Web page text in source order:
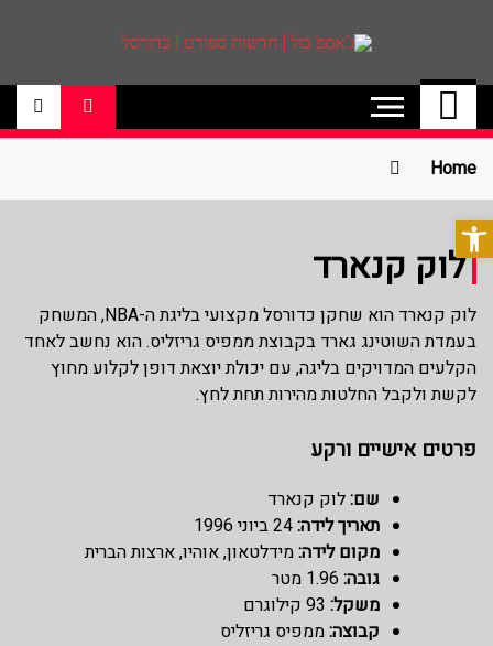
פתח סרגל נגישות
ג'אמפ בול | חדשות
ספורט | כדורסל
אתר גאמפ בול ישראל אתר חדשות ספורט
כדורסל האתר מסקר את ליגות הכדורסל
הטובות בעולם ליגת הנבא, ליגת העל
בכדורסל , יורוליג, ועוד. לפרטים היכנסו לאתר
Home
לוק קנארד
לוק קנארד הוא שחקן כדורסל מקצועי בליגת ה-NBA, המשחק
בעמדת השוטינג גארד בקבוצת ממפיס גריזליס. הוא נחשב לאחד
הקלעים המדויקים בליגה, עם יכולת יוצאת דופן לקלוע מחוץ
לקשת ולקבל החלטות מהירות תחת לחץ.
פרטים אישיים ורקע
שם:לוק קנארד
תאריך לידה:
מקום לידה:מידלטאון, אוהיו, ארצות הברית
גובה:
משקל:
קבוצה:ממפיס גריזליס